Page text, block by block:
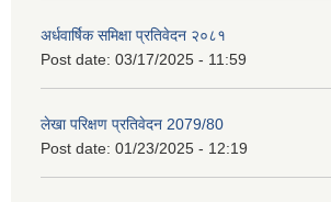
अर्धवार्षिक समिक्षा प्रतिवेदन २०८१
Post date: 03/17/2025 - 11:59
लेखा परिक्षण प्रतिवेदन 2079/80
Post date: 01/23/2025 - 12:19